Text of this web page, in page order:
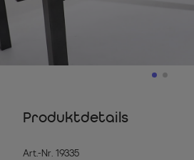
Produktdetails
Art.-Nr. 19335